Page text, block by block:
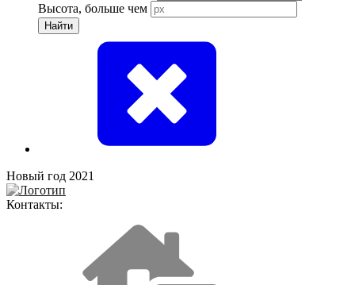
Высота, больше чем
Найти
Новый год 2021
Контакты: